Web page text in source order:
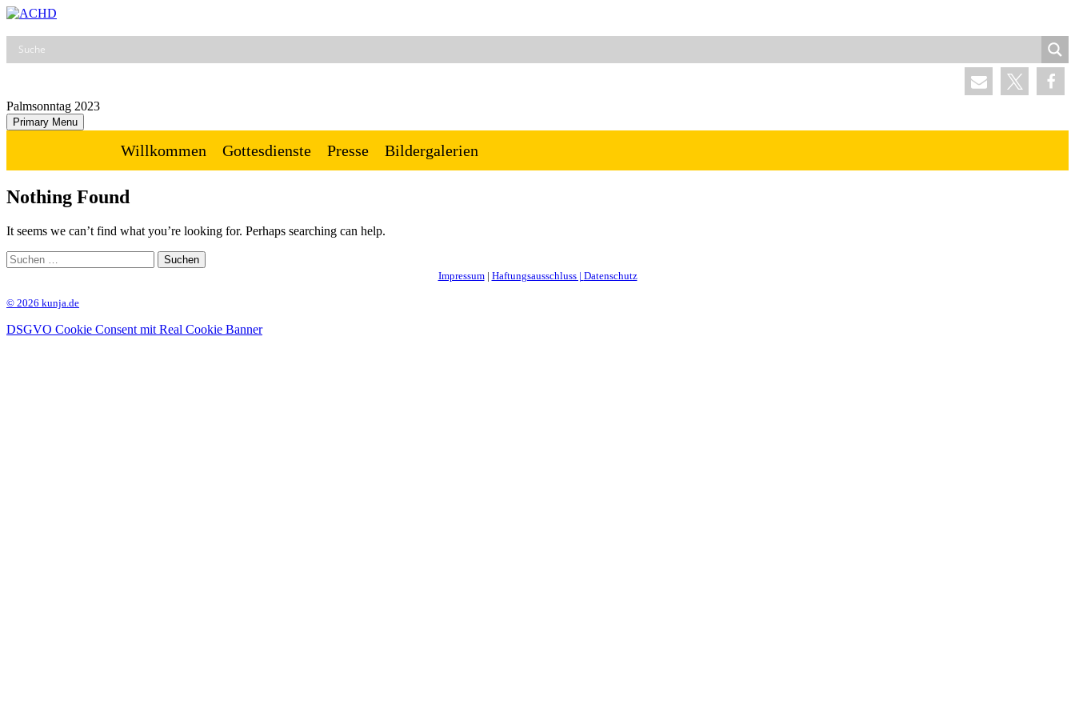
Skip
ACHD
Auferstehung Christi und Heilige Dreifaltigkeit
Palmsonntag 2023
Primary Menu
Willkommen Gottesdienste Presse Bildergalerien
Nothing Found
It seems we can’t find what you’re looking for. Perhaps searching can help.
Suchen
nach:
Impressum| Haftungsausschluss | Datenschutz
© 2026 kunja.de
DSGVO Cookie Consent mit Real Cookie Banner